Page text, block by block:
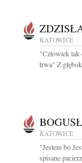
KATOWICE
"Człowiek tak
trwa" Z
KATOWICE
"Jestem bo
spisane